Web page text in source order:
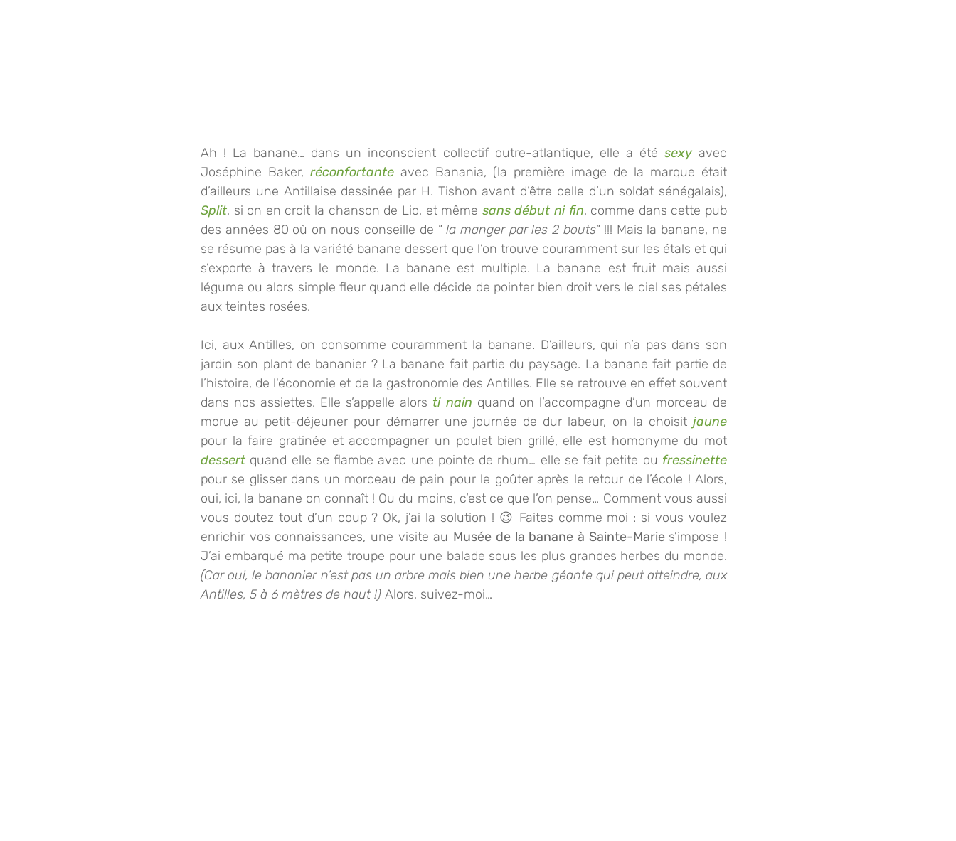
Ah ! La banane… dans un inconscient collectif outre-atlantique, elle a été sexy avec
Joséphine Baker, réconfortante avec Banania, (la première image de la marque était
Split, si on en croit la chanson de Lio, et même sans début ni fin, comme dans cette pub
des années 80 où on nous conseille de " la manger par les 2 bouts" !!! Mais la banane, ne
se résume pas à la variété banane dessert que l’on trouve couramment sur les étals et qui
s’exporte à travers le monde. La banane est multiple. La banane est fruit mais aussi
légume ou alors simple fleur quand elle décide de pointer bien droit vers le ciel ses pétales
aux teintes rosées.
Ici, aux Antilles, on consomme couramment la banane. D’ailleurs, qui n’a pas dans son
jardin son plant de bananier ? La banane fait partie du paysage. La banane fait partie de
l’histoire, de l'économie et de la gastronomie des Antilles. Elle se retrouve en effet souvent
dans nos assiettes. Elle s’appelle alors ti nain quand on l’accompagne d’un morceau de
morue au petit-déjeuner pour démarrer une journée de dur labeur, on la choisit jaune
dessert quand elle se flambe avec une pointe de rhum… elle se fait petite ou fressinette
pour se glisser dans un morceau de pain pour le goûter après le retour de l’école ! Alors,
oui, ici, la banane on connaît ! Ou du moins, c’est ce que l’on pense… Comment vous aussi
vous doutez tout d’un coup ? Ok, j'ai la solution ! 😉 Faites comme moi : si vous voulez
enrichir vos connaissances, une visite au Musée de la banane à Sainte-Marie s’impose !
(Car oui, le bananier n’est pas un arbre mais bien une herbe géante qui peut atteindre, aux
Antilles, 5 à 6 mètres de haut !) Alors, suivez-moi…